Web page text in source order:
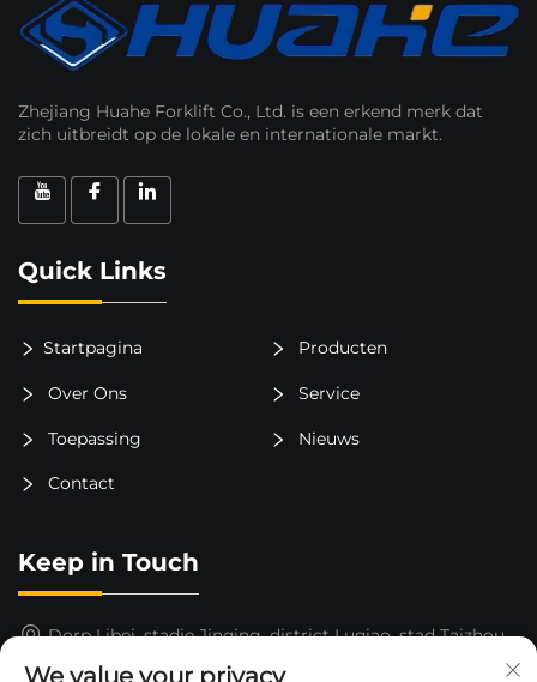
Zhejiang Huahe Forklift Co., Ltd. is een erkend merk dat
zich uitbreidt op de lokale en internationale markt.
Quick Links
Startpagina Producten
Over Ons Service
Toepassing Nieuws
Contact
Keep in Touch
Dorp Libei, stadje Jinqing, district Luqiao, stad Taizhou,
We value your privacy